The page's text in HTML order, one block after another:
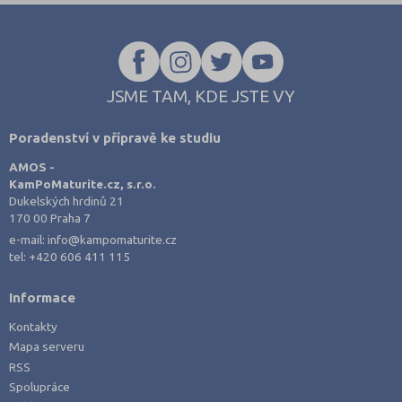
JSME TAM, KDE JSTE VY
Poradenství v přípravě ke studiu
AMOS -
KamPoMaturite.cz, s.r.o.
Dukelských hrdinů 21
170 00 Praha 7
e-mail:info@kampomaturite.cz
tel: +420 606 411 115
Informace
Kontakty
Mapa serveru
RSS
Spolupráce